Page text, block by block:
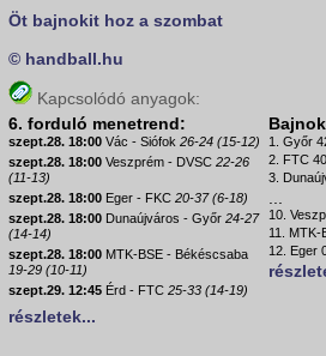
Öt bajnokit hoz a szombat
© handball.hu
Kapcsolódó anyagok:
6. forduló menetrend:
szept.28. 18:00 Vác - Siófok 26-24 (15-12)
szept.28. 18:00 Veszprém - DVSC 22-26
(11-13)
szept.28. 18:00 Eger - FKC 20-37 (6-18)
szept.28. 18:00 Dunaújváros - Győr 24-27
(14-14)
szept.28. 18:00 MTK-BSE - Békéscsaba
19-29 (10-11)
szept.29. 12:45 Érd - FTC 25-33 (14-19)
részletek...
1. Győr
2. FTC
3.
...
10.
11. MTK-
12. Eger